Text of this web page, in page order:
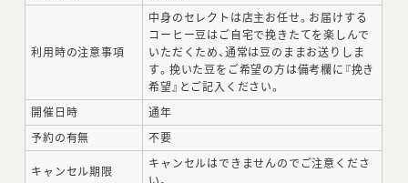
利用時の注意事項
中身のセレクトは店主お任せ。お届けする
コーヒー豆はご自宅で挽きたてを楽しんで
いただくため、通常は豆のままお送りしま
す。挽いた豆をご希望の方は備考欄に『挽き
希望』とご記入ください。
開催日時
通年
予約の有無
不要
キャンセル期限
キャンセルはできませんのでご注意くださ